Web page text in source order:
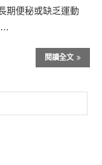
期便秘或缺乏運動
…
閱讀全文